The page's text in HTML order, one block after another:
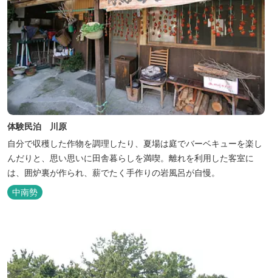
体験民泊 川原
自分で収穫した作物を調理したり、夏場は庭でバーベキューを楽し
んだりと、思い思いに田舎暮らしを満喫。離れを利用した客室に
は、囲炉裏が作られ、薪でたく手作りの岩風呂が自慢。
中南勢